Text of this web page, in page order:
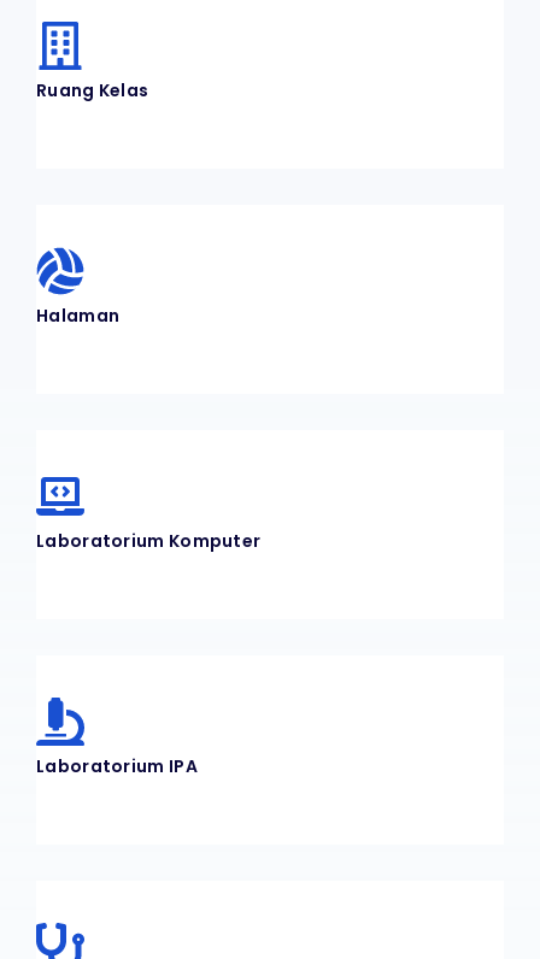
Ruang Kelas
Halaman
Laboratorium Komputer
Laboratorium IPA